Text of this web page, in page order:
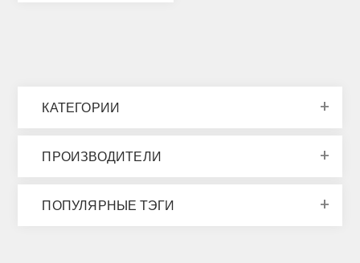
КАТЕГОРИИ
ПРОИЗВОДИТЕЛИ
ПОПУЛЯРНЫЕ ТЭГИ